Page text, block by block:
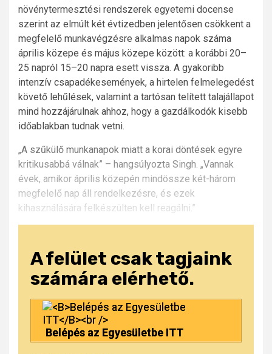
növénytermesztési rendszerek egyetemi docense
szerint az elmúlt két évtizedben jelentősen csökkent a
megfelelő munkavégzésre alkalmas napok száma
április közepe és május közepe között: a korábbi 20–
25 napról 15–20 napra esett vissza. A gyakoribb
intenzív csapadékesemények, a hirtelen felmelegedést
követő lehűlések, valamint a tartósan telített talajállapot
mind hozzájárulnak ahhoz, hogy a gazdálkodók kisebb
időablakban tudnak vetni.
„A szűkülő munkanapok miatt a korai döntések egyre
kritikusabbá válnak” – hangsúlyozta Singh. „Vannak
évek, amikor április közepén mindössze két-három
megfelelő nap áll rendelkezésre, és ezek
kihasználására felkészülten kell reagálni.”
A felület csak tagjaink
számára elérhető.
Belépés az Egyesületbe ITT